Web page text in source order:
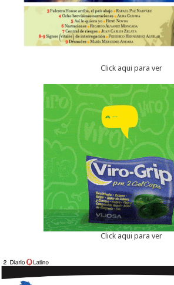
Click aqui para ver
Click aqui para ver